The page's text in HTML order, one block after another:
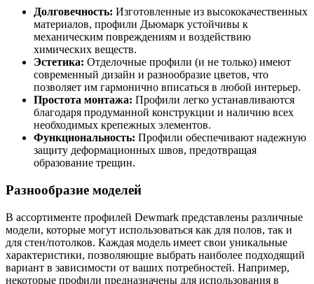
Долговечность: Изготовленные из высококачественных
материалов, профили Дьюмарк устойчивы к
механическим повреждениям и воздействию
химических веществ.
Эстетика: Отделочные профили (и не только) имеют
современный дизайн и разнообразие цветов, что
позволяет им гармонично вписаться в любой интерьер.
Простота монтажа: Профили легко устанавливаются
благодаря продуманной конструкции и наличию всех
необходимых крепежных элементов.
Функциональность: Профили обеспечивают надежную
защиту деформационных швов, предотвращая
образование трещин.
Разнообразие моделей
В ассортименте профилей Dewmark представлены различные
модели, которые могут использоваться как для полов, так и
для стен/потолков. Каждая модель имеет свои уникальные
характеристики, позволяющие выбрать наиболее подходящий
вариант в зависимости от ваших потребностей. Например,
некоторые профили предназначены для использования в